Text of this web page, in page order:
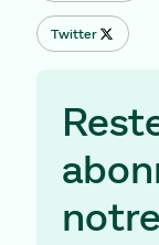
Twitter
Twitter